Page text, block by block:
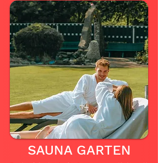
SAUNA GARTEN